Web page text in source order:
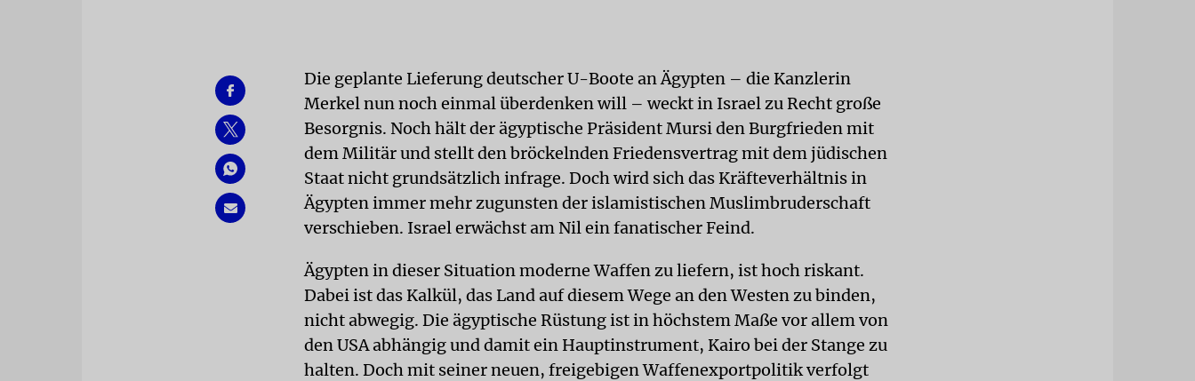
Die geplante Lieferung deutscher U-Boote an Ägypten – die Kanzlerin
Merkel nun noch einmal überdenken will – weckt in Israel zu Recht große
Besorgnis. Noch hält der ägyptische Präsident Mursi den Burgfrieden mit
dem Militär und stellt den bröckelnden Friedensvertrag mit dem jüdischen
Staat nicht grundsätzlich infrage. Doch wird sich das Kräfteverhältnis in
Ägypten immer mehr zugunsten der islamistischen Muslimbruderschaft
verschieben. Israel erwächst am Nil ein fanatischer Feind.
Ägypten in dieser Situation moderne Waffen zu liefern, ist hoch riskant.
Dabei ist das Kalkül, das Land auf diesem Wege an den Westen zu binden,
nicht abwegig. Die ägyptische Rüstung ist in höchstem Maße vor allem von
den USA abhängig und damit ein Hauptinstrument, Kairo bei der Stange zu
halten. Doch mit seiner neuen, freigebigen Waffenexportpolitik verfolgt